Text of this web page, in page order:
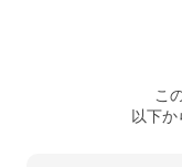
こ
以下か